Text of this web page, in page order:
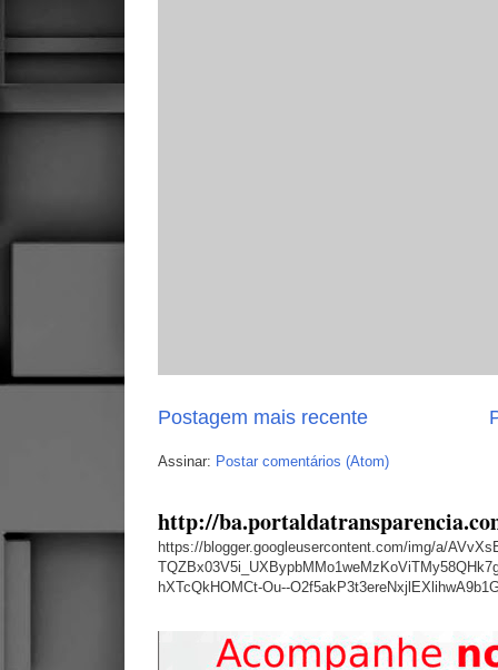
Postagem mais recente
Assinar: Postar comentários (Atom)
http://
https://blogger.googleusercontent.com/img/a/
hXTcQkHOMCt-Ou--